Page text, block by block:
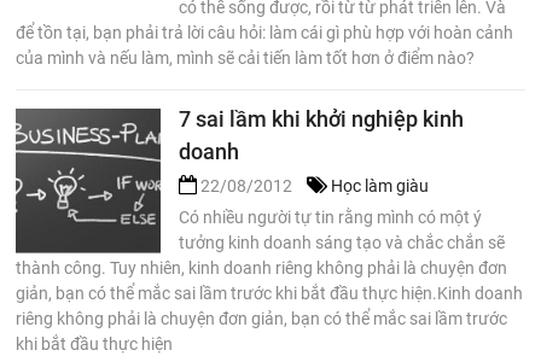
có thể sống được, rồi từ từ phát triển lên. Và
để tồn tại, bạn phải trả lời câu hỏi: làm cái gì phù hợp với hoàn cảnh
của mình và nếu làm, mình sẽ cải tiến làm tốt hơn ở điểm nào?
7 sai lầm khi khởi nghiệp kinh
doanh
22/08/2012
Học làm giàu
Có nhiều người tự tin rằng mình có một ý
tưởng kinh doanh sáng tạo và chắc chắn sẽ
thành công. Tuy nhiên, kinh doanh riêng không phải là chuyện đơn
giản, bạn có thể mắc sai lầm trước khi bắt đầu thực hiện.Kinh doanh
riêng không phải là chuyện đơn giản, bạn có thể mắc sai lầm trước
khi bắt đầu thực hiện